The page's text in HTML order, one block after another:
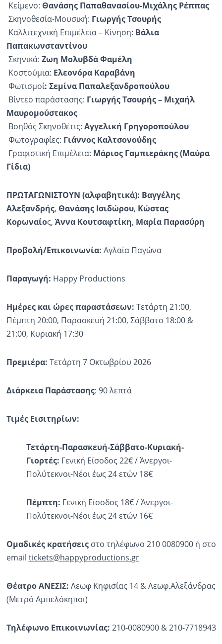
Κείμενο: Θανάσης Παπαθανασίου-Μιχάλης Ρέππας
Σκηνοθεσία-Μουσική: ΓιωργήςΤσουρής
Καλλιτεχνική Επιμέλεια – Κίνηση: Βάλια
Παπακωνσταντίνου
Σκηνικά: Ζωη Μολυβδά Φαμέλη
Κοστούμια: Ελεονόρα Καραβάνη
Φωτισμοί: Σεμίνα Παπαλεξανδροπούλου
Βίντεο παράστασης: ΓιωργήςΤσουρής – Μιχαήλ
Μαυρομούστακος
Βοηθός Σκηνοθέτις: Αγγελική Γρηγοροπούλου
Φωτογραφίες: Γιάννος Καλτσονούδης
Γραφιστική Επιμέλεια: Μάριος Γαμπιεράκης(Μαύρα
Γίδια)
ΠΡΩΤΑΓΩΝΙΣΤΟΥΝ (αλφαβητικά): Βαγγέλης
Αλεξανδρής, Θανάσης Ισιδώρου, Κώστας
Κορωναίος,Άννα Κουτσαφτίκη, Μαρία Παρασύρη
Προβολή/Επικοινωνία: Αγλαΐα Παγώνα
Παραγωγή: Happy Productions
Ημέρες και ώρες παραστάσεων: Τετάρτη 21:00,
Πέμπτη 20:00, Παρασκευή 21:00, Σάββατο 18:00 &
21:00, Κυριακή 17:30
Πρεμιέρα: Τετάρτη 7 Οκτωβρίου 2026
Διάρκεια Παράστασης: 90 λεπτά
Τιμές Εισιτηρίων:
Τετάρτη-Παρασκευή-Σάββατο-Κυριακή-
Γιορτές: Γενική Είσοδος 22€ / Άνεργοι-
Πολύτεκνοι-Νέοι έως 24 ετών 18€
Πέμπτη: Γενική Είσοδος 18€ / Άνεργοι-
Πολύτεκνοι-Νέοι έως 24 ετών 16€
Ομαδικές κρατήσειςστο τηλέφωνο 210 0080900 ή στο
email tickets@happyproductions.gr
Θέατρο ΑΝΕΣΙΣ: Λεωφ Κηφισίας 14 & Λεωφ.Αλεξάνδρας
(Μετρό Αμπελόκηποι)
Τηλέφωνο Επικοινωνίας: 210-0080900 & 210-7718943